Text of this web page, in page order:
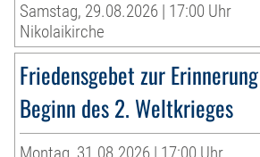
Samstag, 29.08.2026 | 17:00 Uhr
Nikolaikirche
Friedensgebet zur
Beginn des 2. Weltkrieges